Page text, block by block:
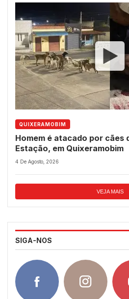
QUIXERAMOBIM
Homem é atacado por cães
Estação, em Quixeramobim
4 De Agosto, 2026
VEJA MAIS
SIGA-NOS